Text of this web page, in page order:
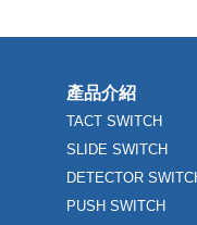
產品介紹
TACT SWITCH
SLIDE SWITCH
DETECTOR
PUSH SWITCH